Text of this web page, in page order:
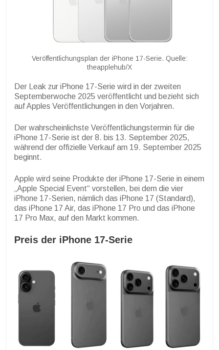
Veröffentlichungsplan der iPhone 17-Serie. Quelle:
theapplehub/X
Der Leak zur iPhone 17-Serie wird in der zweiten
Septemberwoche 2025 veröffentlicht und bezieht sich
auf Apples Veröffentlichungen in den Vorjahren.
Der wahrscheinlichste Veröffentlichungstermin für die
iPhone 17-Serie ist der 8. bis 13. September 2025,
während der offizielle Verkauf am 19. September 2025
beginnt.
Apple wird seine Produkte der iPhone 17-Serie in einem
„Apple Special Event“ vorstellen, bei dem die vier
iPhone 17-Serien, nämlich das iPhone 17 (Standard),
das iPhone 17 Air, das iPhone 17 Pro und das iPhone
17 Pro Max, auf den Markt kommen.
Preis der iPhone 17-Serie